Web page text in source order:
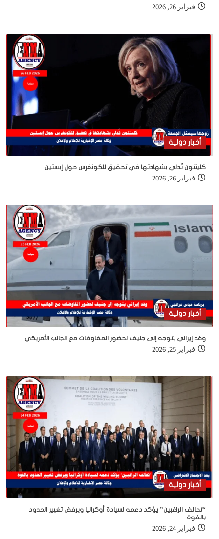
فبراير 26, 2026
أخبار دولية
كلينتون تُدلي بشهادتها في تحقيق للكونغرس حول إبستين
فبراير 26, 2026
أخبار دولية
وفد إيراني يتوجه إلى جنيف لحضور المفاوضات مع الجانب الأمريكي
فبراير 25, 2026
أخبار دولية
“تحالف الراغبين” يؤكد دعمه لسيادة أوكرانيا ويرفض تغيير الحدود
بالقوة
فبراير 24, 2026